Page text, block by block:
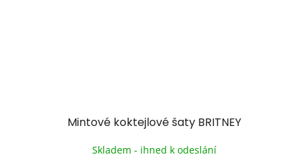
Mintové koktejlové šaty BRITNEY
Skladem - ihned k odeslání